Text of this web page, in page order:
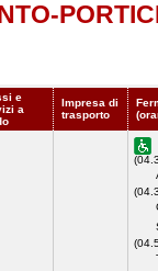
e
a
Impresa di
trasporto